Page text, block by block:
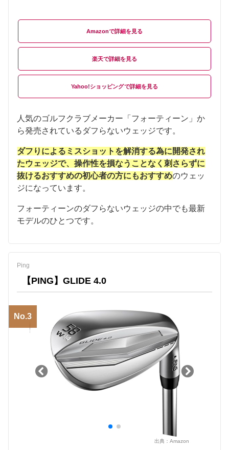
Amazon
楽天
Yahoo!ショッピング
人気のゴルフクラブメーカー「フォーティーン」か
ら発売されているダフらないウェッジです。
ダフりによるミスショットを解消する為に開発され
たウェッジで、操作性を損なうことなく刺さらずに
抜けるおすすめの初心者の方にもおすすめのウェッ
ジになっています。
フォーティーンのダフらないウェッジの中でも最新
モデルのひとつです。
Ping
【PING】GLIDE 4.0
No.3
出典： Amazon